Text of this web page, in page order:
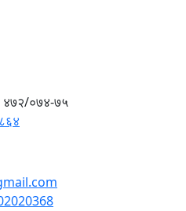
४७२/०७४-७५